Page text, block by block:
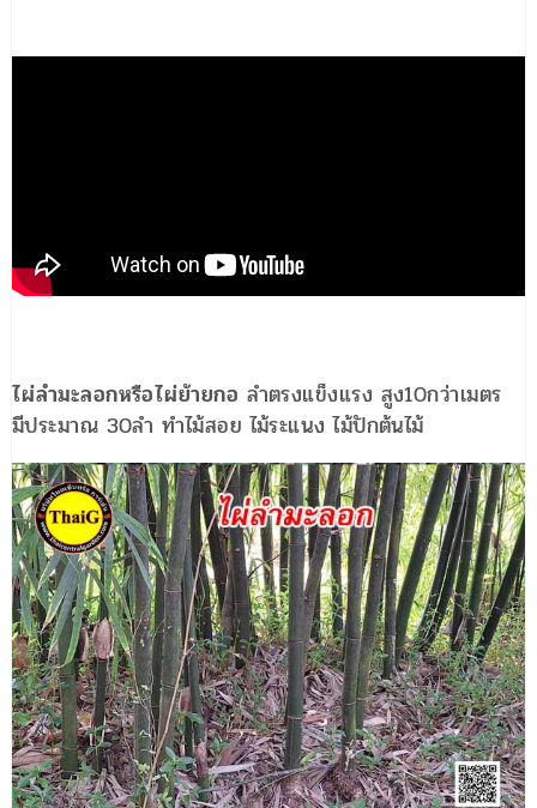
ไผ่ลำมะลอกหรือไผ่ย้ายกอ ลำตรงแข็งแรง สูง10กว่าเมตร
มีประมาณ 30ลำ ทำไม้สอย ไม้ระแนง ไม้ปักต้นไม้